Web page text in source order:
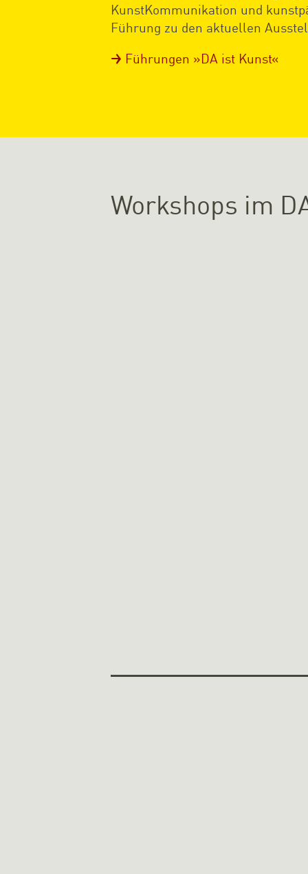
KunstKommunikation und
Führung zu den aktuellen
Führungen »DA ist Kunst«
Workshops im